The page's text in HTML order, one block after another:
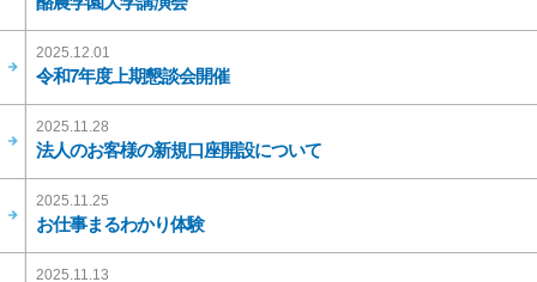
2025.12.01
令和7年度上期懇談会開催
2025.11.28
法人のお客様の新規口座開設について
2025.11.25
お仕事まるわかり体験
2025.11.13